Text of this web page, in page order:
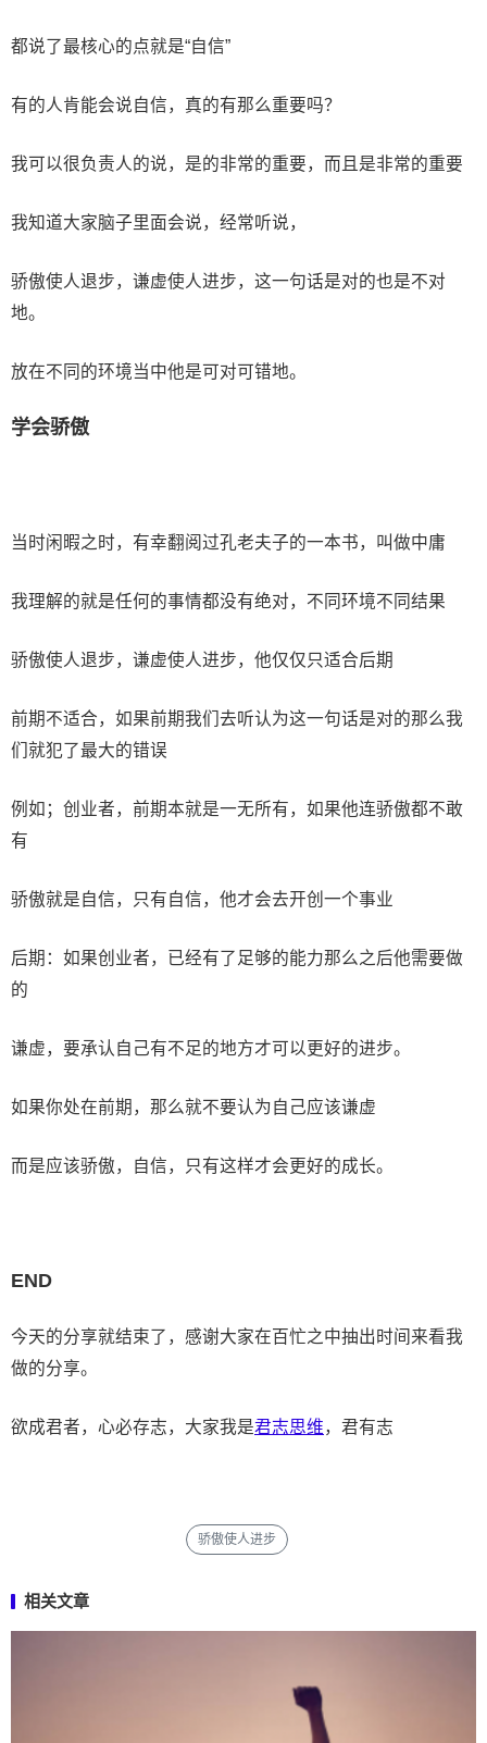
都说了最核心的点就是“自信”
有的人肯能会说自信，真的有那么重要吗？
我可以很负责人的说，是的非常的重要，而且是非常的重要
我知道大家脑子里面会说，经常听说，
骄傲使人退步，谦虚使人进步，这一句话是对的也是不对
地。
放在不同的环境当中他是可对可错地。
学会骄傲
当时闲暇之时，有幸翻阅过孔老夫子的一本书，叫做中庸
我理解的就是任何的事情都没有绝对，不同环境不同结果
骄傲使人退步，谦虚使人进步，他仅仅只适合后期
前期不适合，如果前期我们去听认为这一句话是对的那么我
们就犯了最大的错误
例如；创业者，前期本就是一无所有，如果他连骄傲都不敢
有
骄傲就是自信，只有自信，他才会去开创一个事业
后期：如果创业者，已经有了足够的能力那么之后他需要做
的
谦虚，要承认自己有不足的地方才可以更好的进步。
如果你处在前期，那么就不要认为自己应该谦虚
而是应该骄傲，自信，只有这样才会更好的成长。
END
今天的分享就结束了，感谢大家在百忙之中抽出时间来看我
做的分享。
欲成君者，心必存志，大家我是君志思维，君有志
骄傲使人进步
相关文章